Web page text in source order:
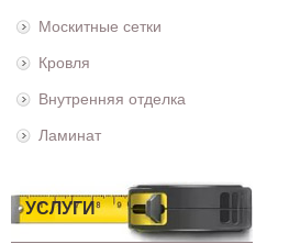
Москитные сетки
Кровля
Внутренняя отделка
Ламинат
УСЛУГИ